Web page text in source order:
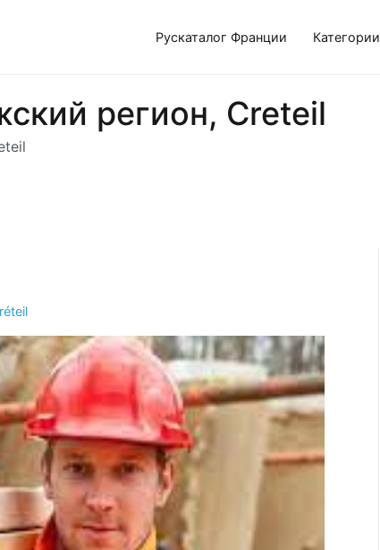
Рускаталог Франции Категории
регион, Creteil